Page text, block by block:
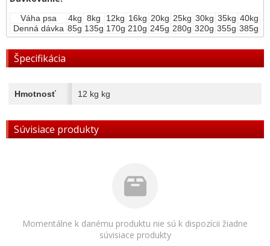
Váha psa 4kg 8kg 12kg 16kg 20kg 25kg 30kg 35kg 40kg
Denná dávka 85g 135g 170g 210g 245g 280g 320g 355g 385g
Špecifikácia
Hmotnosť 12 kg kg
Súvisiace produkty
Momentálne k danému produktu nie sú k dispozícii žiadne
súvisiace produkty